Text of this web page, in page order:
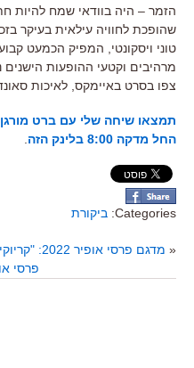
הזמר – היה בוודאי שמח להיות
שהופכת לחוויה עילאית בעיקר
טוני ויסקונטי, המפיק הכמעט
מרהיבים וקטעי ההופעות הישנים
צפו בסרט באיימקס, לאיכות
תמצאו שיחה שלי עם ברט
החל מדקה 8:00 בלינק הזה
Categories: ביקורת
« מדגם פרסי אופיר 2022: "קריוקי" מוביל מירוץ מאוד-מאוד צמוד
פרסי אופיר 2022: